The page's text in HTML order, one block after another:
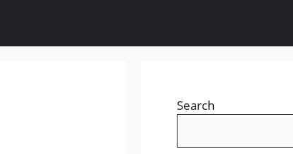
Search